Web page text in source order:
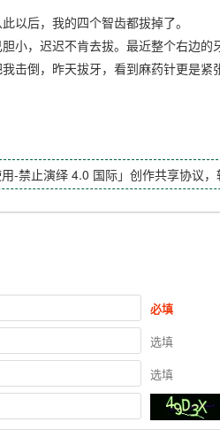
以后，我的四个智齿都拔掉了。
小，迟迟不肯去拔。最近整个右边的
击倒，昨天拔牙，看到麻药针更是
-禁止演绎 4.0 国际」创作共享协议，
必填
选填
选填